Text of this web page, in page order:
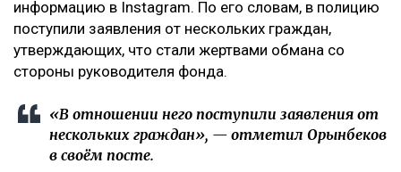
информацию в Instagram. По его словам, в полицию
поступили заявления от нескольких граждан,
утверждающих, что стали жертвами обмана со
стороны руководителя фонда.
«В отношении него поступили заявления от
нескольких граждан», — отметил Орынбеков
в своём посте.